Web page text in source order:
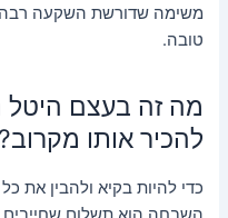
משימה שדורשת השקעה רבה
טובה.
מה זה בעצם היטל
להכיר אותו מקרוב?
כדי להיות בקיא ולהבין את